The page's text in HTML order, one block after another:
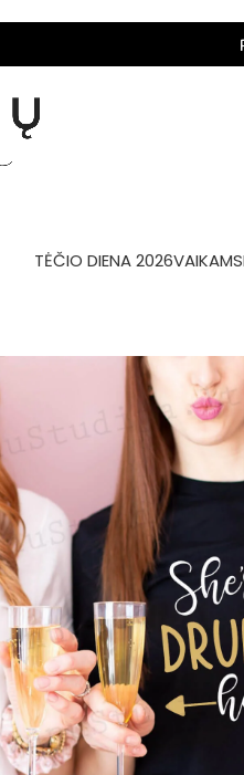
TĖČIO DIENA 2026VAIKAMS